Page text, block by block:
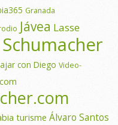
Granada
Jávea Lasse
con Diego Video-
turisme Álvaro Santos